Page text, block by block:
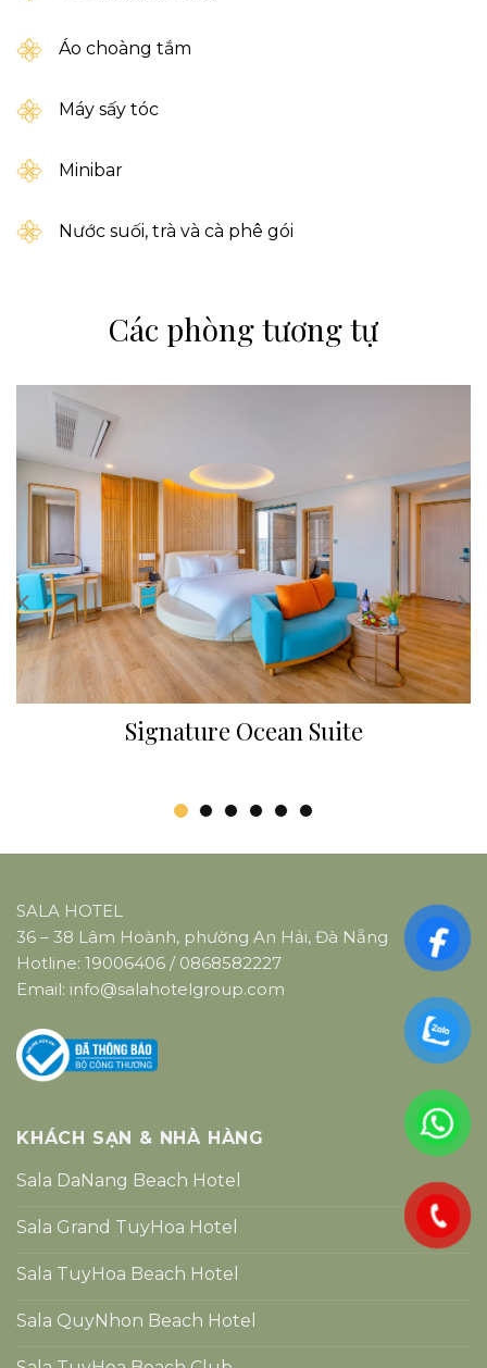
Áo choàng tắm
Máy sấy tóc
Minibar
Nước suối, trà và cà phê gói
Các phòng tương tự
Signature Ocean Suite
SALA HOTEL
36 – 38 Lâm Hoành, phường An Hải, Đà Nẵng
Hotline: 19006406 / 0868582227
Email: info@salahotelgroup.com
KHÁCH SẠN & NHÀ HÀNG
Sala DaNang Beach Hotel
Sala Grand TuyHoa Hotel
Sala TuyHoa Beach Hotel
Sala QuyNhon Beach Hotel